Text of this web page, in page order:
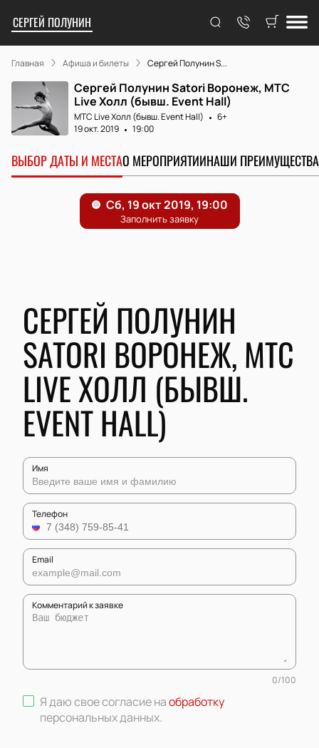
СЕРГЕЙ ПОЛУНИН
Главная Афиша и билеты Сергей Полунин S...
Сергей Полунин Satori Воронеж, МТС
Live Холл (бывш. Event Hall)
МТС Live Холл (бывш. Event Hall)
6+
19 окт. 2019
19:00
ВЫБОР ДАТЫ И МЕСТАО МЕРОПРИЯТИИНАШИ ПРЕИМУЩЕСТВА
СЕРГЕЙ ПОЛУНИН
SATORI ВОРОНЕЖ, МТС
LIVE ХОЛЛ (БЫВШ.
EVENT HALL)
Имя
Телефон
Email
Комментарий к заявке
0/100
Я даю свое согласие наобработку
персональных данных.